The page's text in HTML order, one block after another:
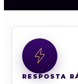
Curso
2ª
RESPOSTA